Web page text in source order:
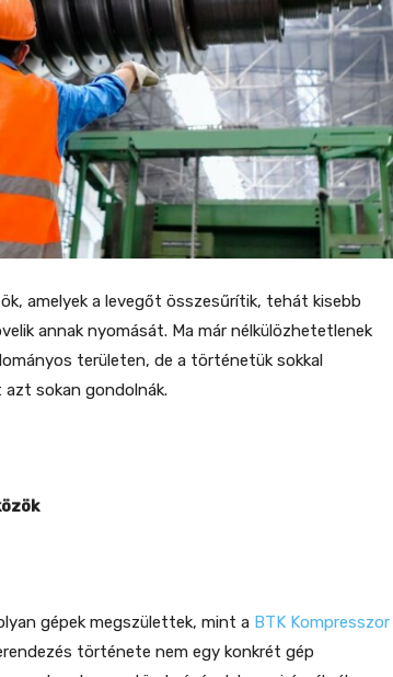
amelyek a levegőt összesűrítik, tehát kisebb
annak nyomását. Ma már nélkülözhetetlenek
területen, de a történetük sokkal
sokan gondolnák.
gépek megszülettek, mint a BTK Kompresszor
története nem egy konkrét gép